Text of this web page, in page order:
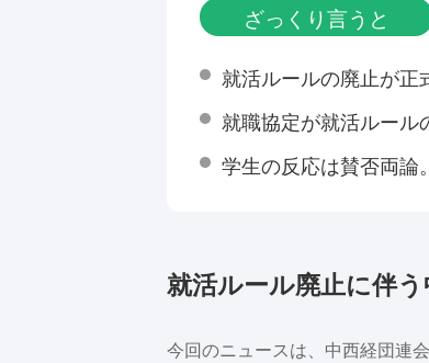
ざっくり言うと
就活ルールの廃止が正
就職協定が就活ルール
学生の反応は賛否両論
就活ルール廃止に伴
今回のニュースは、中西経団連